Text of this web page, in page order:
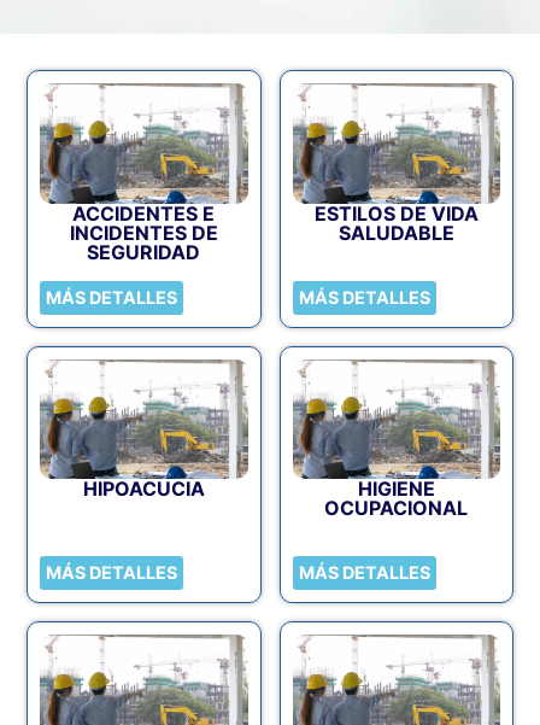
ACCIDENTES E
INCIDENTES DE
SEGURIDAD
MÁS DETALLES
ESTILOS DE VIDA
SALUDABLE
MÁS DETALLES
HIPOACUCIA
MÁS DETALLES
HIGIENE
OCUPACIONAL
MÁS DETALLES